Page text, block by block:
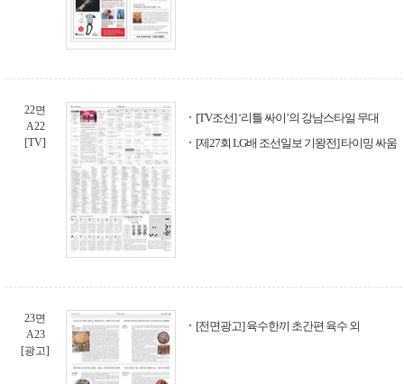
22면
A22
[TV]
[TV조선] ‘리틀 싸이’의 강남스타일 무대
[제27회 LG배 조선일보 기왕전] 타이밍 싸움
23면
A23
[광고]
[전면광고] 육수한끼 초간편 육수 외